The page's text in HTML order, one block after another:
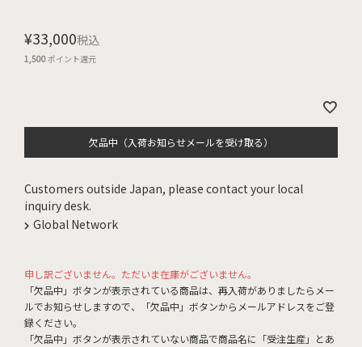
¥33,000税込
1,500ポイント還元
欠品中（入荷お知らせメールを受け取る）
Customers outside Japan, please contact your local
inquiry desk.
Global Network
申し訳ございません。ただいま在庫がございません。
「欠品中」ボタンが表示されている商品は、再入荷がありましたらメー
ルでお知らせしますので、「欠品中」ボタンからメールアドレスをご登
録ください。
「欠品中」ボタンが表示されていない商品で商品名に「受注生産」とあ